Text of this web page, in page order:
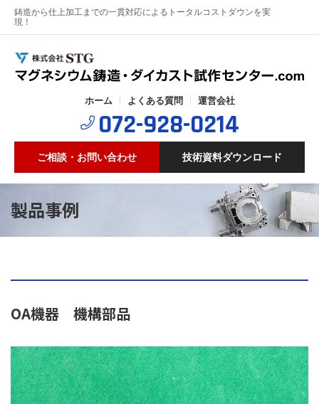
鋳造から仕上加工までの一貫対応によるトータルコストダウンを実
現！
ホーム よくある質問 運営会社
072-928-0214
ご相談・お問い合わせ 技術資料ダウンロード
製品事例
OA機器 機構部品